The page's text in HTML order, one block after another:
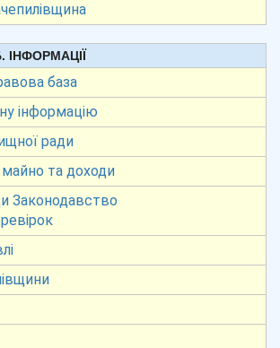
база
інформацію
ради
майно та доходи
Законодавство